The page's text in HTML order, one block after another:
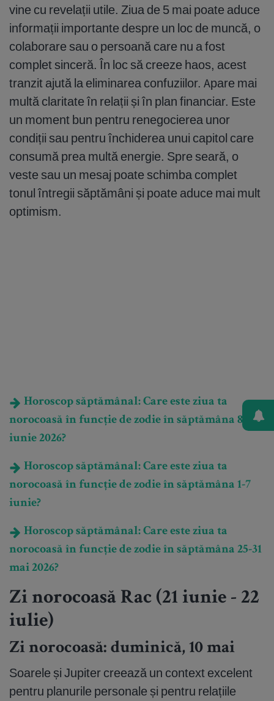
vine cu revelații utile. Ziua de 5 mai poate aduce
informații importante despre un loc de muncă, o
colaborare sau o persoană care nu a fost
complet sinceră. În loc să creeze haos, acest
tranzit ajută la eliminarea confuziilor. Apare mai
multă claritate în relații și în plan financiar. Este
un moment bun pentru renegocierea unor
condiții sau pentru închiderea unui capitol care
consumă prea multă energie. Spre seară, o
veste sau un mesaj poate schimba complet
tonul întregii săptămâni și poate aduce mai mult
optimism.
Horoscop săptămânal: Care este ziua ta
norocoasă în funcție de zodie în săptămâna 8-14
iunie 2026?
Horoscop săptămânal: Care este ziua ta
norocoasă în funcție de zodie în săptămâna 1-7
iunie?
Horoscop săptămânal: Care este ziua ta
norocoasă în funcție de zodie în săptămâna 25-31
mai 2026?
Zi norocoasă Rac (21 iunie - 22
iulie)
Zi norocoasă: duminică, 10 mai
Soarele și Jupiter creează un context excelent
pentru planurile personale și pentru relațiile